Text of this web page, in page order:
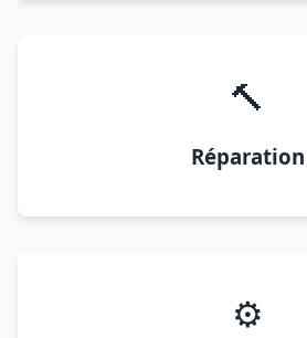
🔨
Réparation
⚙️